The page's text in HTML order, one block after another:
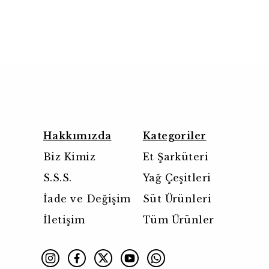
Hakkımızda
Biz Kimiz
S.S.S.
İade ve Değişim
İletişim
Kategoriler
Et Şarküteri
Yağ Çeşitleri
Süt Ürünleri
Tüm Ürünler